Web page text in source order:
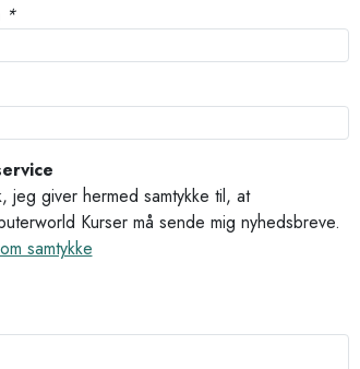
*
jeg giver hermed samtykke til, at
Kurser må sende mig nyhedsbreve.
samtykke